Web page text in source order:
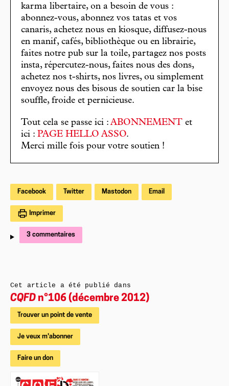
karma libertaire, on a besoin de vous :
abonnez-vous, abonnez vos tatas et vos
canaris, achetez nous en kiosque, diffusez-nous
en manif, cafés, bibliothèque ou en librairie,
faites notre pub sur la toile, partagez nos posts
insta, répercutez-nous, faites nous des dons,
achetez nos t-shirts, nos livres, ou simplement
envoyez nous des bisous de soutien car la bise
souffle, froide et pernicieuse.
Tout cela se passe ici : ABONNEMENT et
ici : PAGE HELLO ASSO.
Merci mille fois pour votre soutien !
Facebook Twitter Mastodon Email
Imprimer
3 commentaires
Cet article a été publié dans
CQFD n°106 (décembre 2012)
Trouver un point de vente
Je veux m'abonner
Faire un don